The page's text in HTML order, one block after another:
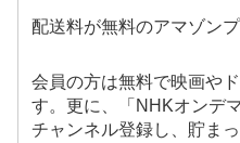
配送料が無料のアマゾンプ
会員の方は無料で映画や
す。更に、「NHKオンデ
チャンネル登録し、貯ま